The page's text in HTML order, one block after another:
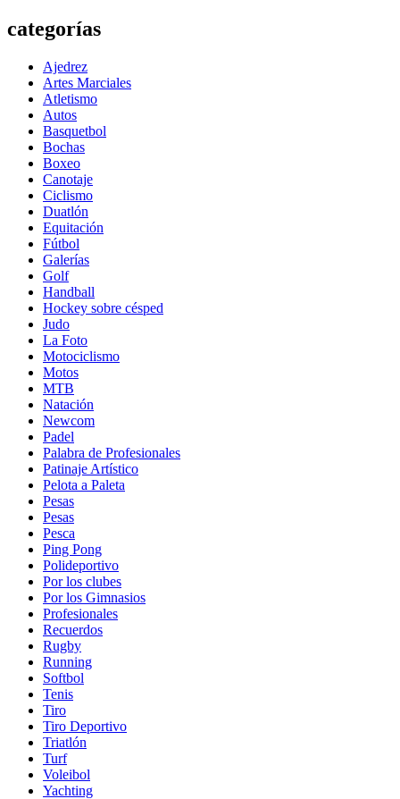
categorías
Ajedrez
Artes Marciales
Atletismo
Autos
Basquetbol
Bochas
Boxeo
Canotaje
Ciclismo
Duatlón
Equitación
Fútbol
Galerías
Golf
Handball
Hockey sobre césped
Judo
La Foto
Motociclismo
Motos
MTB
Natación
Newcom
Padel
Palabra de Profesionales
Patinaje Artístico
Pelota a Paleta
Pesas
Pesas
Pesca
Ping Pong
Polideportivo
Por los clubes
Por los Gimnasios
Profesionales
Recuerdos
Rugby
Running
Softbol
Tenis
Tiro
Tiro Deportivo
Triatlón
Turf
Voleibol
Yachting